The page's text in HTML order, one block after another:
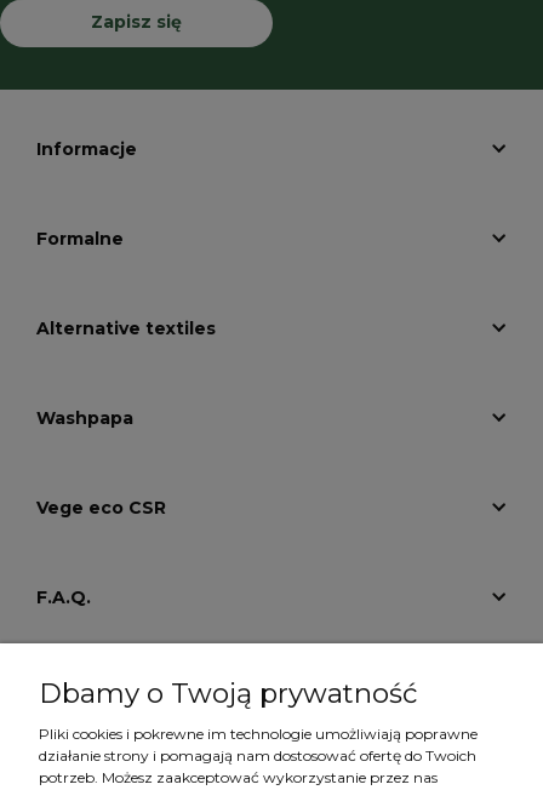
Zapisz się
Informacje
Formalne
Alternative textiles
Washpapa
Vege eco CSR
F.A.Q.
Tutoriale
Konto
Dbamy o Twoją prywatność
Pliki cookies i pokrewne im technologie umożliwiają poprawne
działanie strony i pomagają nam dostosować ofertę do Twoich
potrzeb. Możesz zaakceptować wykorzystanie przez nas